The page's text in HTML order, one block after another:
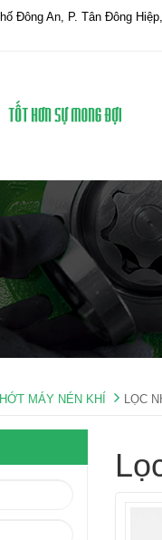
Đông An, P. Tân Đông
MÁY NÉN KHÍ LỌC